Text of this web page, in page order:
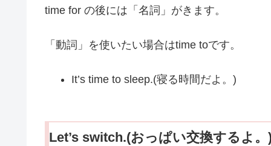
time for の後には「名詞」がきます。
「動詞」を使いたい場合はtime toです。
It’s time to sleep.(寝る時間だよ。)
Let’s switch.(おっぱい交換するよ。